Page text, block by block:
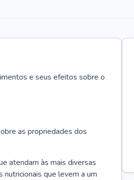
e seus efeitos sobre o
as propriedades dos
atendam às mais diversas
que levem a um